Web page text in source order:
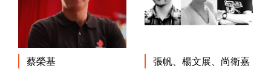
蔡榮基 張帆、楊文展、尚衛嘉